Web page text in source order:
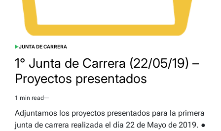
POSTED
JUNTA DE CARRERA
1° Junta de Carrera (22/05/19) –
Proyectos presentados
Estimated
read
time
1 min read
Adjuntamos los proyectos presentados para la primera
junta de carrera realizada el día 22 de Mayo de 2019. ●